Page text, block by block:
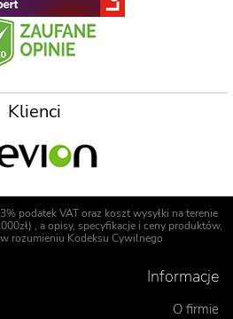
Klienci
podatek VAT oraz koszt wysyłki na terenie
, a opisy, specyfikacje i ceny produktów,
rozumieniu Kodeksu Cywilnego
Informacje
O firmie